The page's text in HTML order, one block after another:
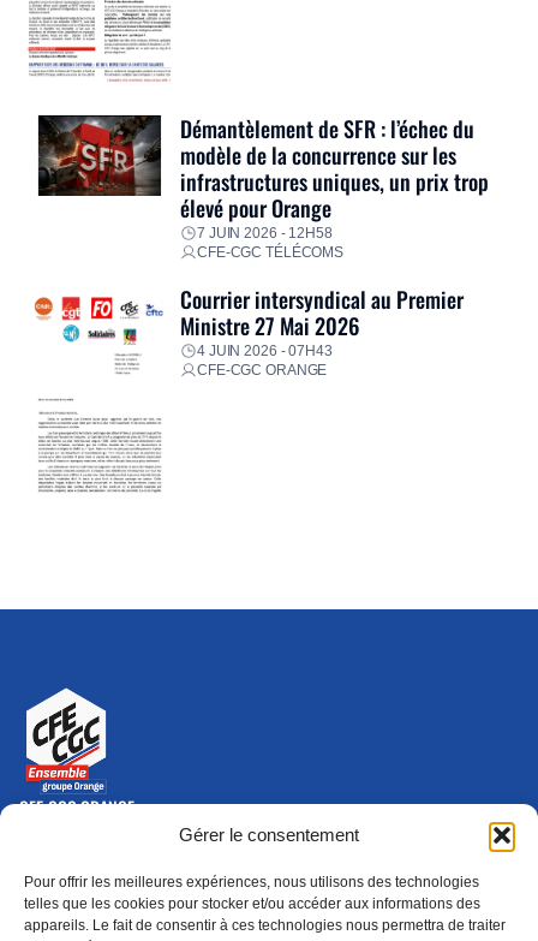
Gérer le consentement
Pour offrir les meilleures expériences, nous utilisons des technologies
telles que les cookies pour stocker et/ou accéder aux informations des
appareils. Le fait de consentir à ces technologies nous permettra de traiter
Démantèlement de SFR : l’échec du
modèle de la concurrence sur les
infrastructures uniques, un prix trop
élevé pour Orange
7 JUIN 2026 - 12H58
CFE-CGC TÉLÉCOMS
Courrier intersyndical au Premier
Ministre 27 Mai 2026
4 JUIN 2026 - 07H43
CFE-CGC ORANGE
CFE-CGC ORANGE
10-12 rue Saint Amand, 75015 Paris Cedex 15
Nous contacter
01 46 79 28 74